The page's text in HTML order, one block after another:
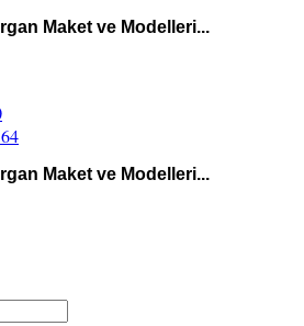
Maket ve Modelleri...
Maket ve Modelleri...